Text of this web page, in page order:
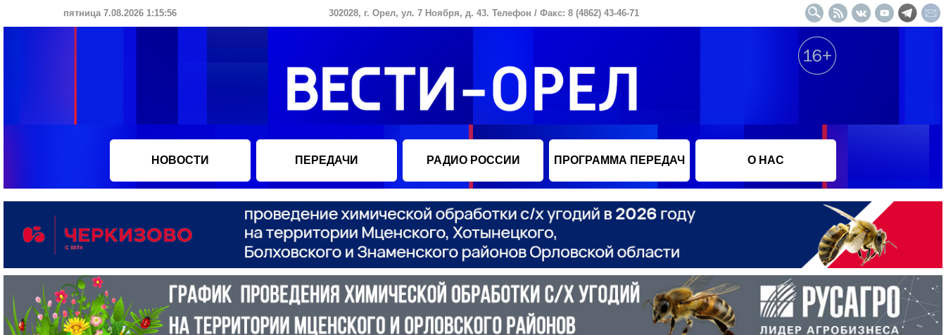
пятница 7.08.2026 1:15:56 302028, г. Орел, ул. 7 Ноября, д. 43. Телефон / Факс: 8 (4862) 43-46-71
НОВОСТИ ПЕРЕДАЧИ РАДИО РОССИИ ПРОГРАММА ПЕРЕДАЧ О НАС